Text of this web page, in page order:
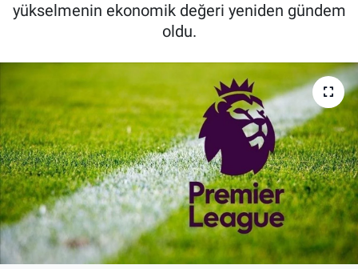
yükselmenin ekonomik değeri yeniden gündem
oldu.
FUTBOL
TV VE SİNEMA
BASKETBOL
SAĞLIK
GENEL
KÜLTÜR SANAT